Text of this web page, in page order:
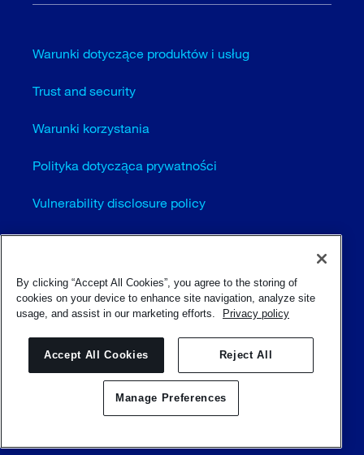
Warunki dotyczące produktów i usług
Trust and security
Warunki korzystania
Polityka dotycząca prywatności
Vulnerability disclosure policy
Cookie settings (EN)
Sitemap
© Sulzer Ltd 1996 - 2025
By clicking “Accept All Cookies”, you agree to the storing of
cookies on your device to enhance site navigation, analyze site
usage, and assist in our marketing efforts.
Privacy policy
Accept All Cookies Reject All
Manage Preferences